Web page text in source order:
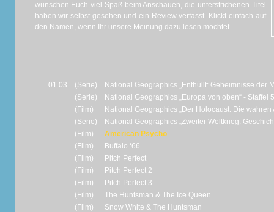
wünschen Euch viel Spaß beim Anschauen, die unterstrichenen Titel
haben wir selbst gesehen und ein Review verfasst. Klickt einfach auf
den Namen, wenn Ihr unsere Meinung dazu lesen möchtet.
01.03. (Serie)
National Geographics „Enthüllt: Geheimnisse der
(Serie)
National Geographics „Europa von oben“ - Staffel
(Film)
National Geographics „Der Holocaust: Die wahren
(Serie)
National Geographics „Zweiter Weltkrieg:
(Film)
American Psycho
(Film)
Buffalo ‘66
(Film)
Pitch Perfect
(Film)
Pitch Perfect 2
(Film)
Pitch Perfect 3
(Film)
The Huntsman & The Ice Queen
(Film)
Snow White & The Huntsman